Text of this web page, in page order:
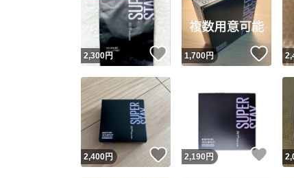
2,300円 いいね！
1,700円 い
2,400円 いいね！
2,190 円 い